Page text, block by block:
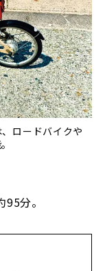
ロードバイクや
分。